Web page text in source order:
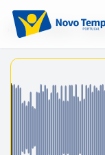
Início Rádio